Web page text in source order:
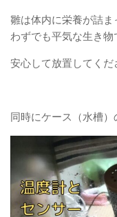
雛は体内に栄養が詰
わずでも平気な生き物
安心して放置してくだ
同時にケース（水槽